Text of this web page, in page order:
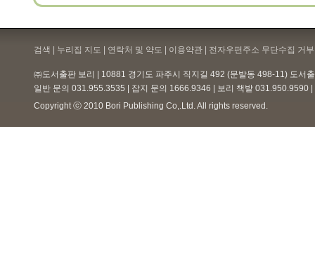
검색 | 누리집 지도 | 연락처 및 약도 | 이용약관 | 전자우편주소 무단수집 거
㈜도서출판 보리 | 10881 경기도 파주시 직지길 492 (문발동 498-11) 도서
일반 문의 031.955.3535 | 잡지 문의 1666.9346 | 보리 책밭 031.950.9590
Copyright ⓒ 2010 Bori Publishing Co,.Ltd. All rights reserved.